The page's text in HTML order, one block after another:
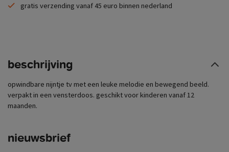
gratis verzending vanaf 45 euro binnen nederland
beschrijving
opwindbare nijntje tv met een leuke melodie en bewegend beeld.
verpakt in een vensterdoos. geschikt voor kinderen vanaf 12
maanden.
nieuwsbrief